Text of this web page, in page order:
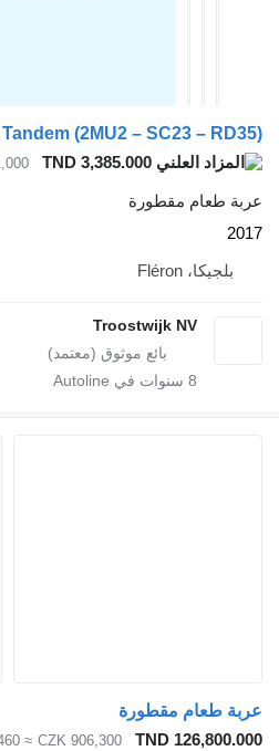
Tandem (2MU2 – SC23 – RD35)
عربة طعام مقطورة
2017
بلجيكا، Fléron
Troostwijk NV
8 سنوات في Autoline
عربة طعام مقطورة
TND 126,800.000
CZK 906,300
≈ €37,460